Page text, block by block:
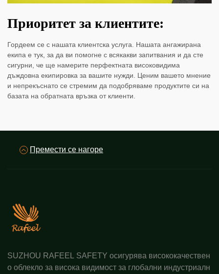
Приоритет за клиентите:
Гордеем се с нашата клиентска услуга. Нашата ангажирана
екипа е тук, за да ви помогне с всякакви запитвания и да сте
сигурни, че ще намерите перфектната високовидима
дъждовна екипировка за вашите нужди. Ценим вашето мнение
и непрекъснато се стремим да подобряваме продуктите си на
базата на обратната връзка от клиенти.
Премести се нагоре
SUZHOU RAFEEL SAFETY осигурява висококачествен
о облекло за висока видимост за глобални индустриалн